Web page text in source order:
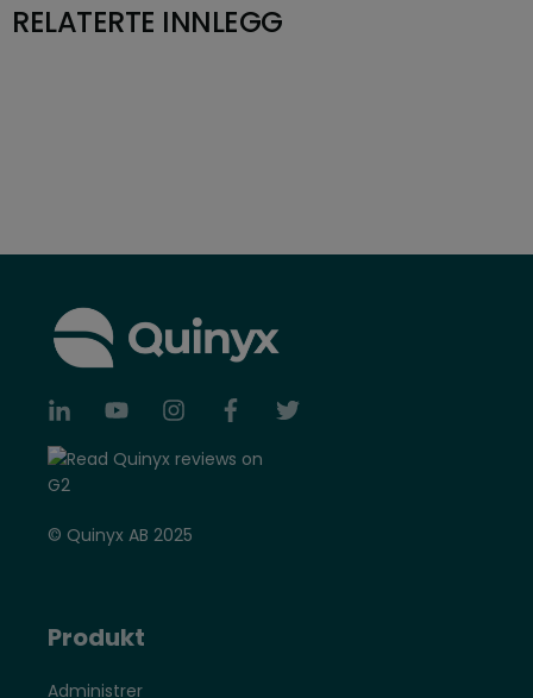
RELATERTE INNLEGG
© Quinyx AB 2025
Produkt
Administrer